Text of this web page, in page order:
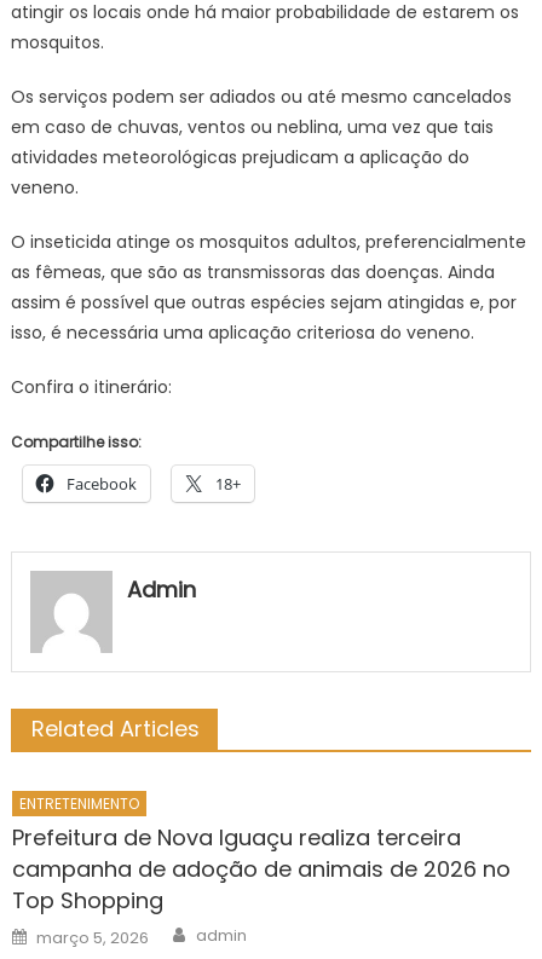
atingir os locais onde há maior probabilidade de estarem os
mosquitos.
Os serviços podem ser adiados ou até mesmo cancelados
em caso de chuvas, ventos ou neblina, uma vez que tais
atividades meteorológicas prejudicam a aplicação do
veneno.
O inseticida atinge os mosquitos adultos, preferencialmente
as fêmeas, que são as transmissoras das doenças. Ainda
assim é possível que outras espécies sejam atingidas e, por
isso, é necessária uma aplicação criteriosa do veneno.
Confira o itinerário:
Compartilhe isso:
Facebook 18+
Admin
Related Articles
ENTRETENIMENTO
Prefeitura de Nova Iguaçu realiza terceira
campanha de adoção de animais de 2026 no
Top Shopping
Posted
on
março 5, 2026 Author
admin